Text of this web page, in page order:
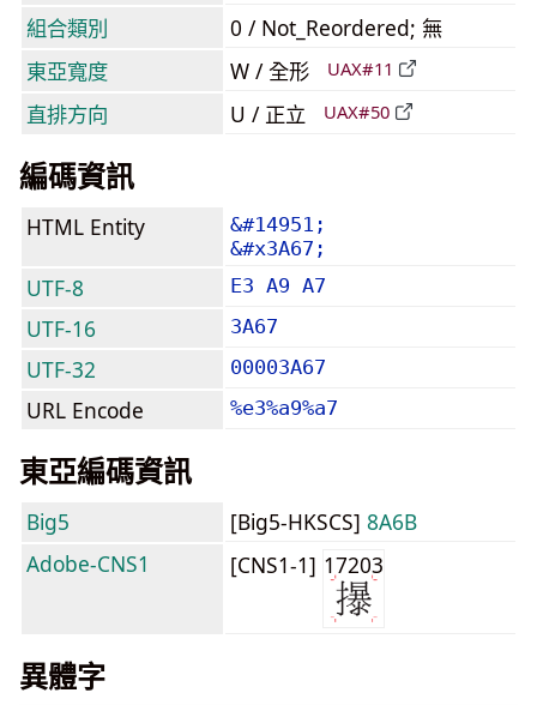
組合類別
0 / Not_Reordered; 無
東亞寬度
W / 全形 UAX#11
直排方向 U / 正立 UAX#50
編碼資訊
HTML Entity
&#14951;
&#x3A67;
UTF-8 E3 A9 A7
UTF-16 3A67
UTF-32 00003A67
URL Encode %e3%a9%a7
東亞編碼資訊
Big5 [Big5-HKSCS] 8A6B
Adobe-CNS1
[CNS1-1] 17203
異體字